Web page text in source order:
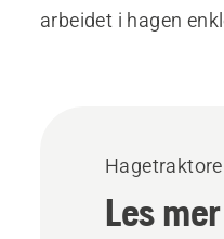
arbeidet i hagen
Les